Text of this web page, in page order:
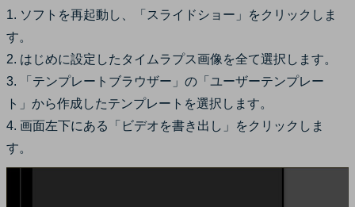
1. ソフトを再起動し、「スライドショー」をクリックしま
す。
2. はじめに設定したタイムラプス画像を全て選択します。
3. 「テンプレートブラウザー」の「ユーザーテンプレー
ト」から作成したテンプレートを選択します。
4. 画面左下にある「ビデオを書き出し」をクリックしま
す。